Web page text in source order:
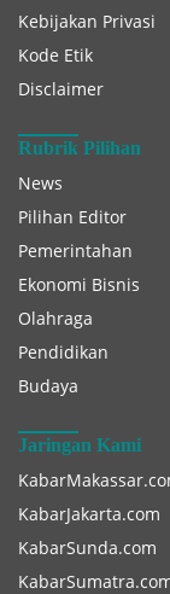
Kebijakan Privasi
Kode Etik
Disclaimer
Rubrik Pilihan
News
Pilihan Editor
Pemerintahan
Ekonomi Bisnis
Olahraga
Pendidikan
Budaya
Jaringan Kami
KabarJakarta.com
KabarSunda.com